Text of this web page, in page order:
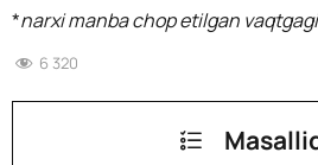
*narxi manba chop etilgan
6 320